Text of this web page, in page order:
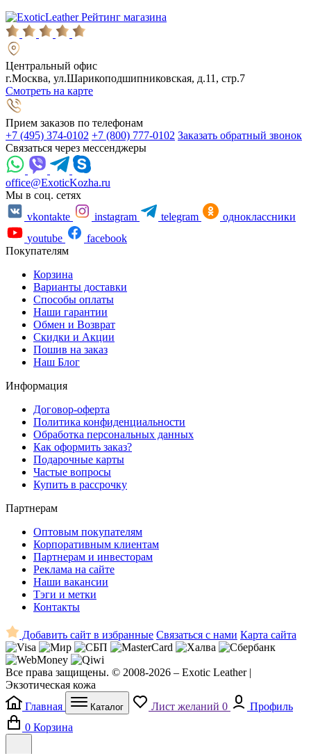
Рейтинг магазина
Центральный офис
г.Москва, ул.Шарикоподшипниковская, д.11, стр.7
Смотреть на карте
Прием заказов по телефонам
+7 (495) 374-0102 +7 (800) 777-0102 Заказать обратный звонок
Связаться через мессенджеры
office@ExoticKozha.ru
Мы в соц. сетях
vkontakte
instagram telegram
одноклассники
youtube
facebook
Покупателям
Корзина
Варианты доставки
Способы оплаты
Наши гарантии
Обмен и Возврат
Скидки и Акции
Пошив на заказ
Наш Блог
Информация
Договор-оферта
Политика конфиденциальности
Обработка персональных данных
Как оформить заказ?
Подарочные карты
Частые вопросы
Купить в рассрочку
Партнерам
Оптовым покупателям
Корпоративным клиентам
Партнерам и инвесторам
Реклама на сайте
Наши вакансии
Тэги и метки
Контакты
Добавить сайт в избранные Связаться с нами Карта сайта
Все права защищены. © 2008-2026 – Exotic Leather |
Экзотическая кожа
Главная
Каталог Лист желаний 0
Профиль
0 Корзина